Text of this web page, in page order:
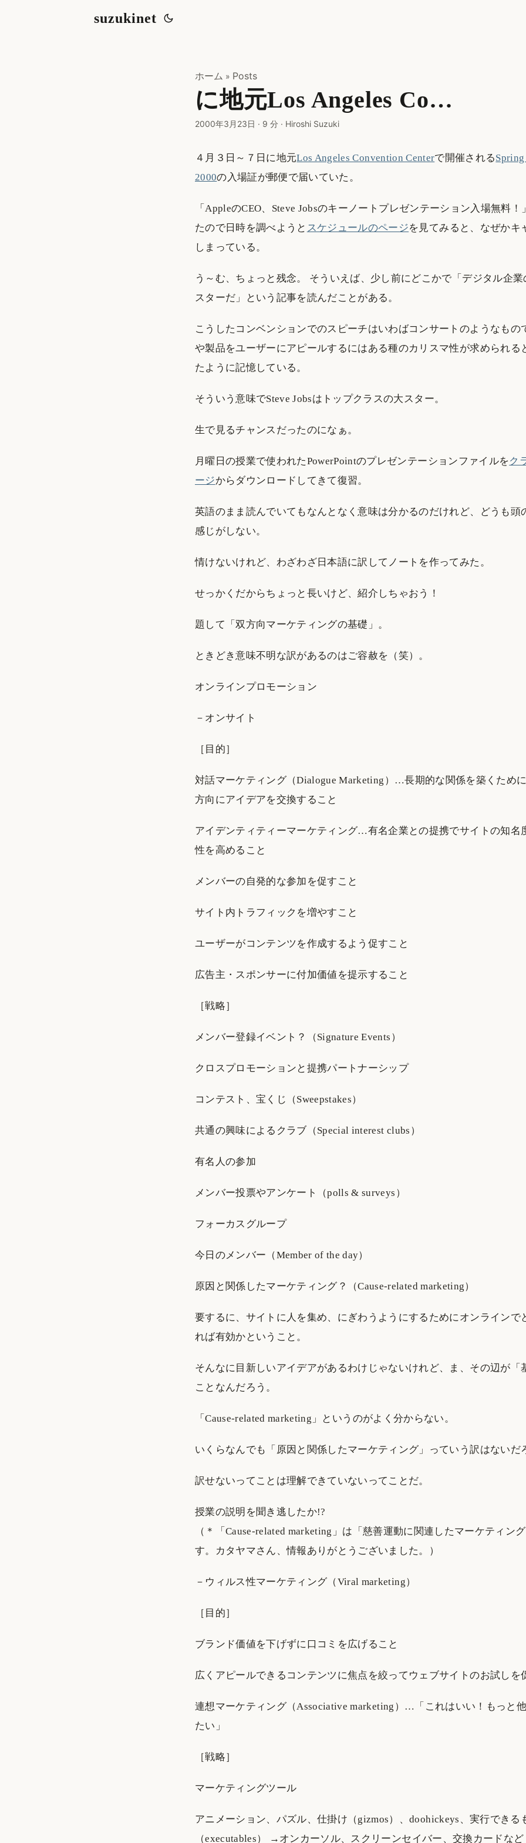
suzukinet
ホーム » Posts
に地元Los Angeles Co…
2000年3月23日 · 9 分 · Hiroshi Suzuki
４月３日～７日に地元Los Angeles Convention Centerで開催される
2000の入場証が郵便で届いていた。
「AppleのCEO、Steve Jobsのキーノートプレゼンテーション入場無料！
たので日時を調べようと スケジュールのページを見てみると、なぜかキ
しまっている。
う～む、ちょっと残念。 そういえば、少し前にどこかで「デジタル企業
スターだ」という記事を読んだことがある。
こうしたコンベンションでのスピーチはいわばコンサートのようなもの
や製品をユーザーにアピールするにはある種のカリスマ性が求められる
たように記憶している。
そういう意味でSteve Jobsはトップクラスの大スター。
生で見るチャンスだったのになぁ。
月曜日の授業で使われたPowerPointのプレゼンテーションファイルをク
ージからダウンロードしてきて復習。
英語のまま読んでいてもなんとなく意味は分かるのだけれど、どうも頭
感じがしない。
情けないけれど、わざわざ日本語に訳してノートを作ってみた。
せっかくだからちょっと長いけど、紹介しちゃおう！
題して「双方向マーケティングの基礎」。
ときどき意味不明な訳があるのはご容赦を（笑）。
オンラインプロモーション
－オンサイト
［目的］
対話マーケティング（Dialogue Marketing）…長期的な関係を築くため
方向にアイデアを交換すること
アイデンティティーマーケティング…有名企業との提携でサイトの知名
性を高めること
メンバーの自発的な参加を促すこと
サイト内トラフィックを増やすこと
ユーザーがコンテンツを作成するよう促すこと
広告主・スポンサーに付加価値を提示すること
［戦略］
メンバー登録イベント？（Signature Events）
クロスプロモーションと提携パートナーシップ
コンテスト、宝くじ（Sweepstakes）
共通の興味によるクラブ（Special interest clubs）
有名人の参加
メンバー投票やアンケート（polls & surveys）
フォーカスグループ
今日のメンバー（Member of the day）
原因と関係したマーケティング？（Cause-related marketing）
要するに、サイトに人を集め、にぎわうようにするためにオンラインで
れば有効かということ。
そんなに目新しいアイデアがあるわけじゃないけれど、ま、その辺が「
ことなんだろう。
「Cause-related marketing」というのがよく分からない。
いくらなんでも「原因と関係したマーケティング」っていう訳はないだ
訳せないってことは理解できていないってことだ。
授業の説明を聞き逃したか!?
（＊「Cause-related marketing」は「慈善運動に関連したマーケティン
す。カタヤマさん、情報ありがとうございました。）
－ウィルス性マーケティング（Viral marketing）
［目的］
ブランド価値を下げずに口コミを広げること
広くアピールできるコンテンツに焦点を絞ってウェブサイトのお試しを
連想マーケティング（Associative marketing）…「これはいい！もっと
たい」
［戦略］
マーケティングツール
アニメーション、パズル、仕掛け（gizmos）、doohickeys、実行できる
（executables） →オンカーソル、スクリーンセイバー、交換カードなど